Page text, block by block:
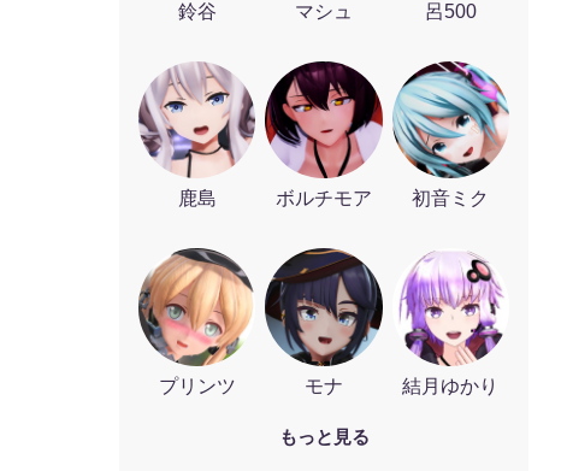
鈴谷 マシュ 呂500
鹿島 ボルチモア 初音ミク
プリンツ モナ 結月ゆかり
もっと見る